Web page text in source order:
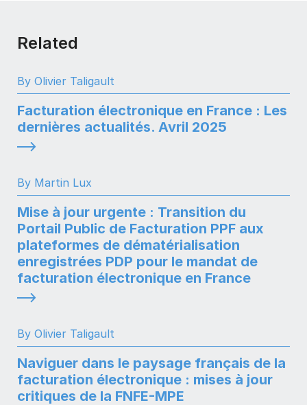
Related
By Olivier Taligault
Facturation électronique en France : Les
dernières actualités. Avril 2025
By Martin Lux
Mise à jour urgente : Transition du
Portail Public de Facturation PPF aux
plateformes de dématérialisation
enregistrées PDP pour le mandat de
facturation électronique en France
By Olivier Taligault
Naviguer dans le paysage français de la
facturation électronique : mises à jour
critiques de la FNFE-MPE